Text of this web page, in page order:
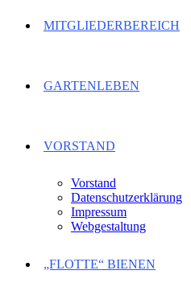
MITGLIEDERBEREICH
GARTENLEBEN
VORSTAND
Vorstand
Datenschutzerklärung
Impressum
Webgestaltung
„FLOTTE“ BIENEN